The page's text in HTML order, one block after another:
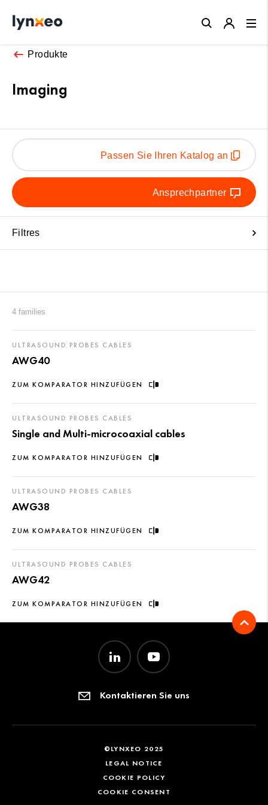
Produkte
Imaging
Passen Sie Ihren Katalog an
Ansprechpartner
Filtres
4 families
ZUM KOMPARATOR HINZUFÜGEN
ULTRASOUND PROBES CABLES
AWG40
ZUM KOMPARATOR HINZUFÜGEN
ULTRASOUND PROBES CABLES
Single and Multi-microcoaxial cables
ZUM KOMPARATOR HINZUFÜGEN
ULTRASOUND PROBES CABLES
AWG38
ZUM KOMPARATOR HINZUFÜGEN
ULTRASOUND PROBES CABLES
AWG42
Close
Kontaktieren Sie uns
©LYNXEO 2025
LEGAL NOTICE
COOKIE POLICY
COOKIE CONSENT